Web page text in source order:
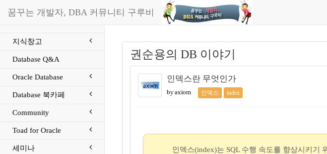
꿈꾸는 개발자, DBA 커뮤니티 구루비
지식창고
Database Q&A
Oracle Database
Database 북카페
Community
Toad for Oracle
세미나
권순용의 DB 이야기
인덱스란 무엇인가
by axiom 인덱스 index
인덱스(index)는 SQL 수행 속도를 향상시키기